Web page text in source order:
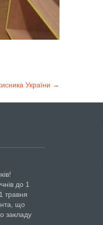
України →
до 1
травня
що
закладу